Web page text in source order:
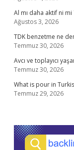
Al mı daha aktif ni mi
Ağustos 3, 2026
TDK benzetme ne
Temmuz 30, 2026
Avcı ve toplayıcı
Temmuz 30, 2026
What is pour in
Temmuz 29, 2026